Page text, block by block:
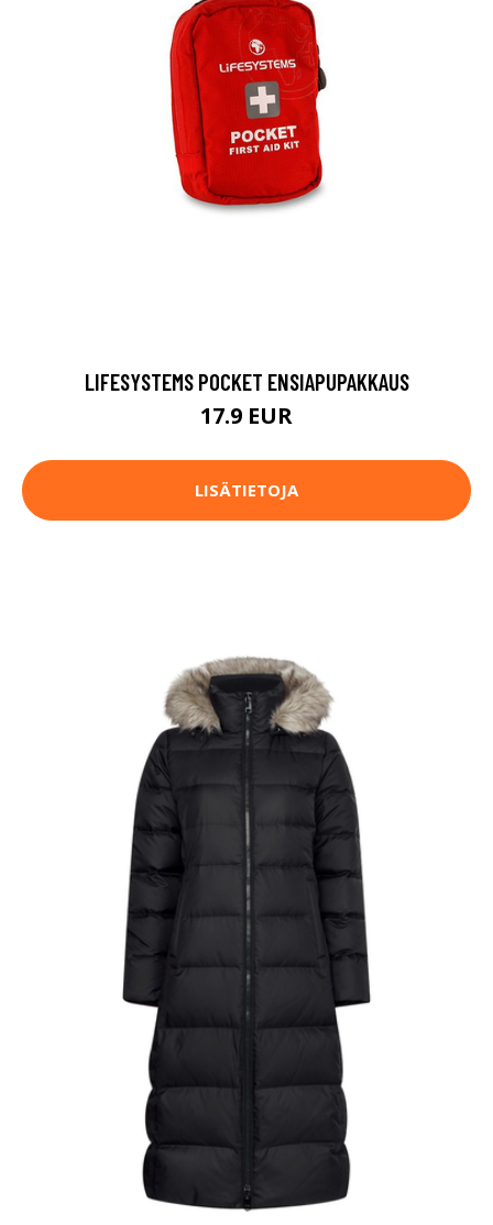
LIFESYSTEMS POCKET ENSIAPUPAKKAUS
17.9 EUR
LISÄTIETOJA